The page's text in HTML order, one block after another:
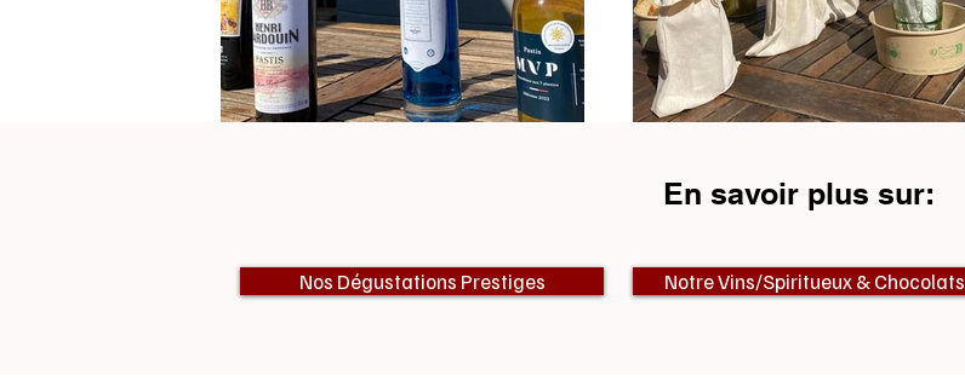
En savoir plus sur:
Nos Dégustations Prestiges Notre Vins/Spiritueux & Chocolats